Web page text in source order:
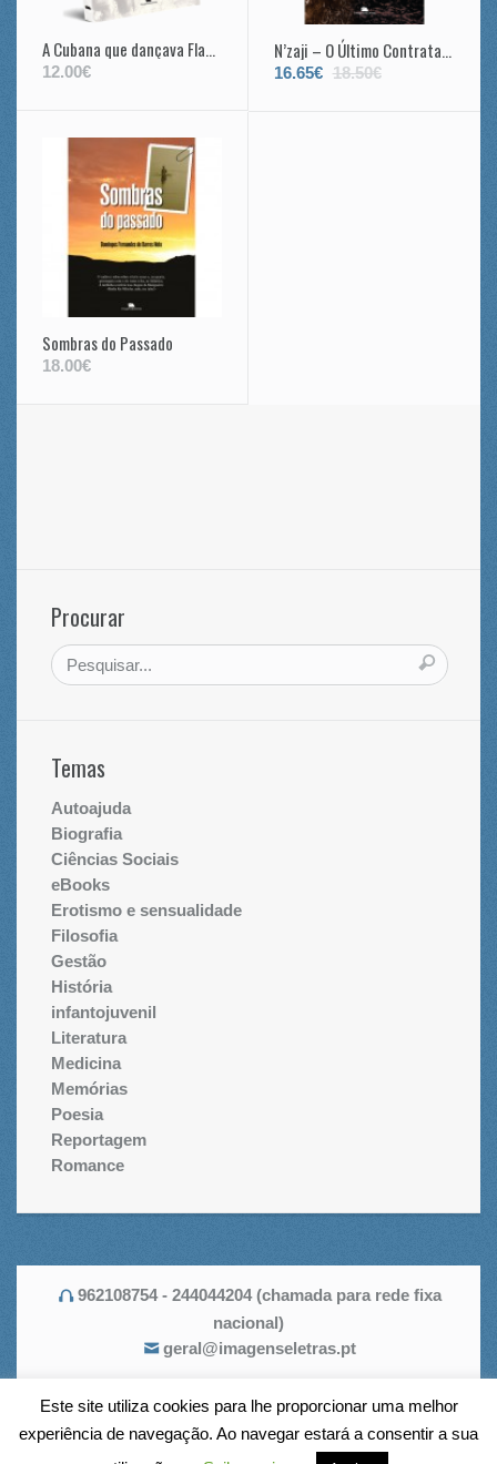
A Cubana que dançava Flamenco
12.00€
N’zaji – O Último Contratado
18.50€
16.65€
Sombras do Passado
18.00€
Procurar
Temas
Autoajuda
Biografia
Ciências Sociais
eBooks
Erotismo e sensualidade
Filosofia
Gestão
História
infantojuvenil
Literatura
Medicina
Memórias
Poesia
Reportagem
Romance
962108754 - 244044204 (chamada para rede fixa
nacional)
geral@imagenseletras.pt
Imagens e Letras © 2026. Todos os direitos reservados.
Este site utiliza cookies para lhe proporcionar uma melhor
experiência de navegação. Ao navegar estará a consentir a sua